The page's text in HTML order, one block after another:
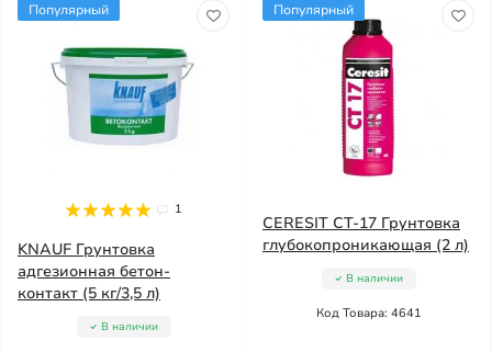
Популярный
1
KNAUF Грунтовка
адгезионная бетон-
контакт (5 кг/3,5 л)
В наличии
Популярный
CERESIT CT-17 Грунтовка
глубокопроникающая (2 л)
В наличии
Код Товара: 4641